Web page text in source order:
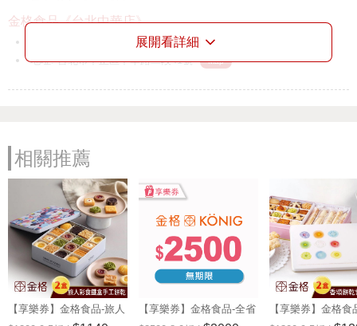
金格食品《台北中華店》
地址: 台北市中正區中華路二段41號
Map
營業時間: 週一~週日 09:30~21:00
金格食品《板橋店》
電話: (02)2966-4534
地址: 新北市板橋區南門街17號
營業時間: 週一~週日 10:00~21:00
金格食品《桃園店》
電話: (03)336-1279
地址: 桃園市桃園區中山路108號
Map
展開看詳細
相關推薦
【享樂券】金格食品-旅人
彩食鐵盒手工餅乾禮盒2盒
【享樂券】金格食品-全省
13家直營門市2500元提貨
【享樂券】金格食
餅乾雪茄捲禮盒2盒